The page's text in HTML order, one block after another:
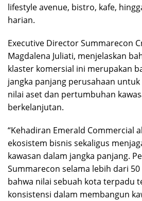
lifestyle avenue, bistro, kafe,
harian.
Executive Director Summarecon
Magdalena Juliati, menjelaskan
klaster komersial ini merupakan
jangka panjang perusahaan
nilai aset dan pertumbuhan
berkelanjutan.
“Kehadiran Emerald Commercial
ekosistem bisnis sekaligus
kawasan dalam jangka panjang.
Summarecon selama lebih dari
bahwa nilai sebuah kota terpadu
konsistensi dalam membangun